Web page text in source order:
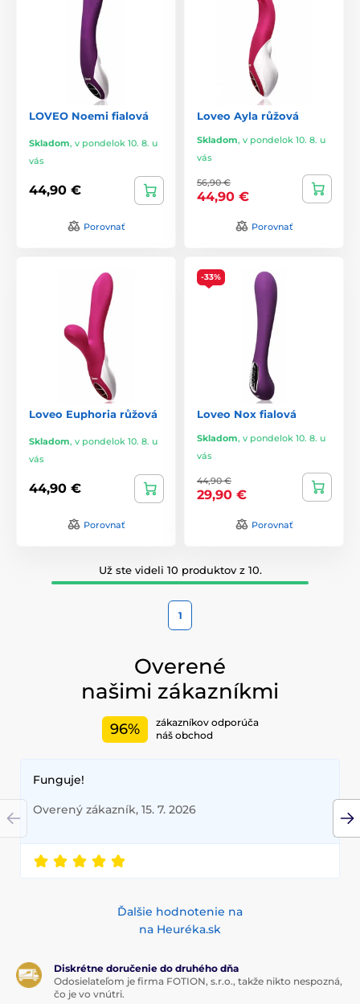
LOVEO Noemi fialová
Skladom, v pondelok 10. 8. u
vás
44,90 €
Porovnať
Loveo Ayla růžová
Skladom, v pondelok 10. 8. u
vás
56,90 €
44,90 €
Porovnať
Loveo Euphoria růžová
Skladom, v pondelok 10. 8. u
vás
44,90 €
Porovnať
-33%
Loveo Nox fialová
Skladom, v pondelok 10. 8. u
vás
44,90 €
29,90 €
Porovnať
Už ste videli 10 produktov z 10.
1
Overené
našimi zákazníkmi
96%
zákazníkov odporúča
náš obchod
Funguje!
Overený zákazník, 15. 7. 2026
Ďalšie hodnotenie na
na Heuréka.sk
Diskrétne doručenie do druhého dňa
Odosielateľom je firma FOTION, s.r.o., takže nikto nespozná,
čo je vo vnútri.